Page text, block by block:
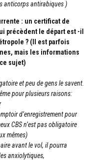
anticorps antirabiques )
: un certificat de
précèdent le départ est -il
? (Il est parfois
mais les informations
sujet)
et peu de gens le savent.
pour plusieurs raisons:
d’enregistrement pour
CBS n’est pas obligatoire
mêmes)
avant le vol, il pourra
anxiolytiques,